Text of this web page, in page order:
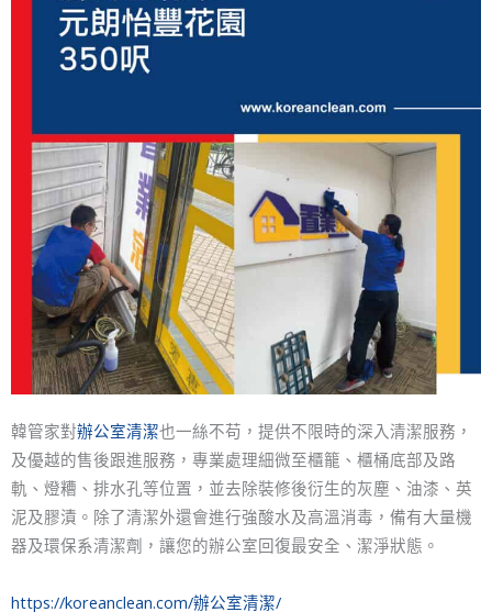
韓管家對辦公室清潔也一絲不苟，提供不限時的深入清潔服務，
及優越的售後跟進服務，專業處理細微至櫃籠、櫃桶底部及路
軌、燈糟、排水孔等位置，並去除裝修後衍生的灰塵、油漆、英
泥及膠漬。除了清潔外還會進行強酸水及高溫消毒，備有大量機
器及環保系清潔劑，讓您的辦公室回復最安全、潔淨狀態。
https://koreanclean.com/辦公室清潔/